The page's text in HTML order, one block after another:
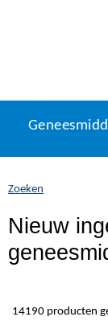
naar
U
zich
hier:
Zoeken
Nieuw
14190 producten